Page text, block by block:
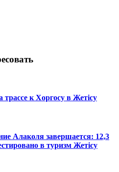
к Хоргосу в Жетісу
Алаколя завершается: 12,3
в туризм Жетісу